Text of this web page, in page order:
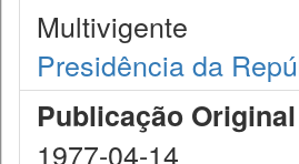
Multivigente
Presidência da
Publicação Original
1977-04-14